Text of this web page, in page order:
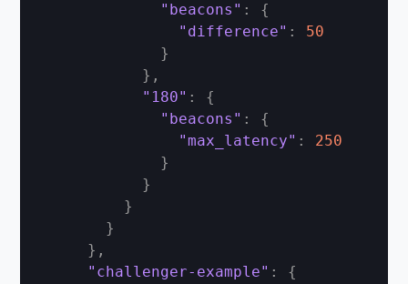
"beacons" :
{
"difference" :
50
}
} ,
"180" :
{
"beacons" :
{
"max_latency" :
250
}
}
}
}
} ,
"challenger-example" :
{